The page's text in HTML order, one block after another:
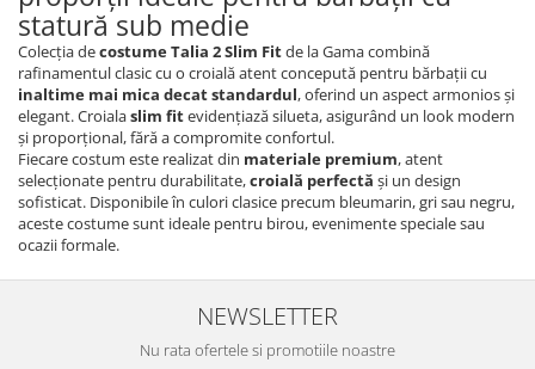
statură sub medie
Colecția decostume Talia 2 Slim Fitde la Gama combină
rafinamentul clasic cu o croială atent concepută pentru bărbații cu
inaltime mai mica decat standardul, oferind un aspect armonios și
elegant. Croialaslim fitevidențiază silueta, asigurând un look modern
și proporțional, fără a compromite confortul.
Fiecare costum este realizat din materiale premium, atent
selecționate pentru durabilitate,croială perfectă și un design
sofisticat. Disponibile în culori clasice precum bleumarin, gri sau negru,
aceste costume sunt ideale pentru birou, evenimente speciale sau
ocazii formale.
NEWSLETTER
Nu rata ofertele si promotiile noastre